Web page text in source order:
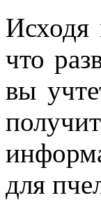
Исходя
что
вы
для